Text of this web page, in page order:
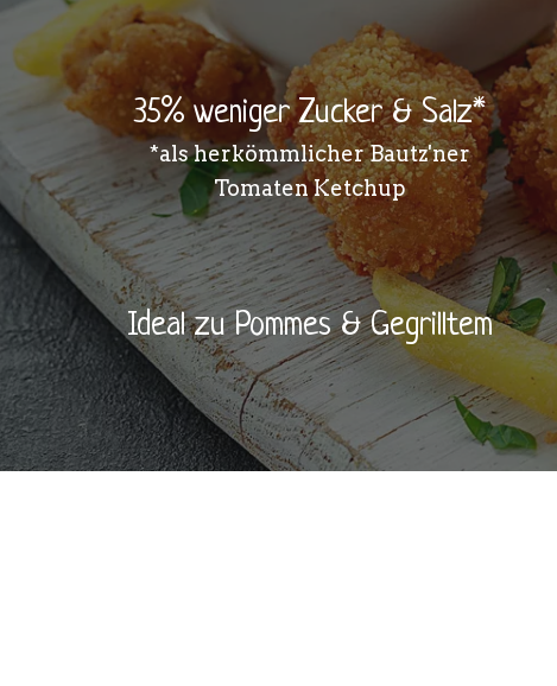
35% weniger Zucker & Salz*
*als herkömmlicher Bautz'ner
Tomaten Ketchup
Ideal zu Pommes & Gegrilltem